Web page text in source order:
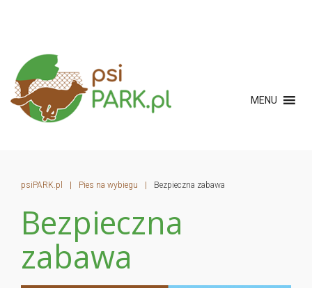
MENU
psiPARK.pl | Pies na wybiegu | Bezpieczna zabawa
Bezpieczna
zabawa